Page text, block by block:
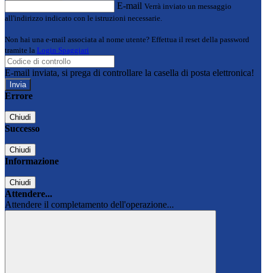
E-mail Verrà inviato un messaggio
all'indirizzo indicato con le istruzioni necessarie.
Non hai una e-mail associata al nome utente? Effettua il reset della password
tramite la Login Spaggiari
E-mail inviata, si prega di controllare la casella di posta elettronica!
Errore
Chiudi
Successo
Chiudi
Informazione
Chiudi
Attendere...
Attendere il completamento dell'operazione...